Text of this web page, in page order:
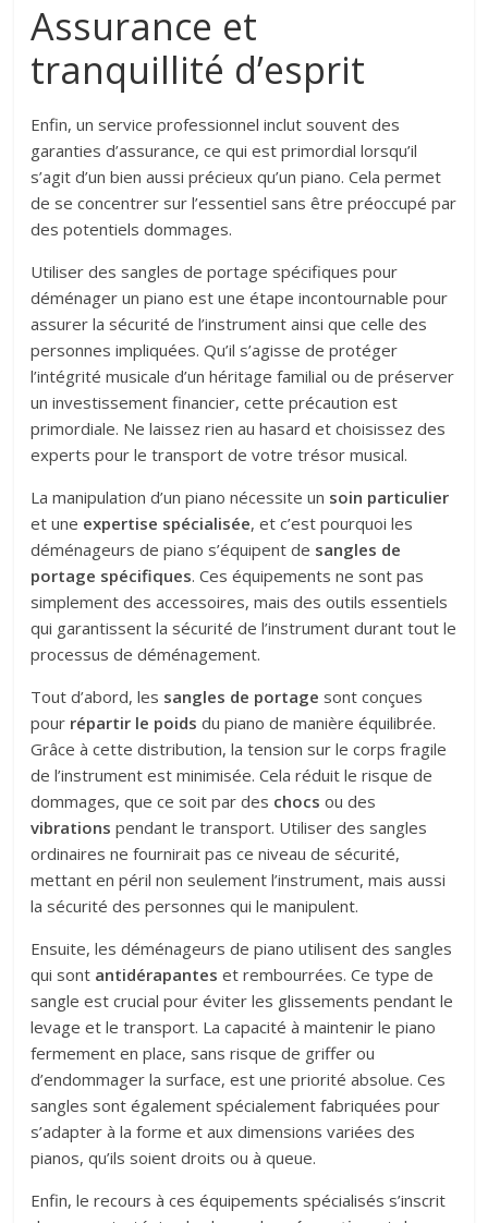
Assurance et
tranquillité d’esprit
Enfin, un service professionnel inclut souvent des
garanties d’assurance, ce qui est primordial lorsqu’il
s’agit d’un bien aussi précieux qu’un piano. Cela permet
de se concentrer sur l’essentiel sans être préoccupé par
des potentiels dommages.
Utiliser des sangles de portage spécifiques pour
déménager un piano est une étape incontournable pour
assurer la sécurité de l’instrument ainsi que celle des
personnes impliquées. Qu’il s’agisse de protéger
l’intégrité musicale d’un héritage familial ou de préserver
un investissement financier, cette précaution est
primordiale. Ne laissez rien au hasard et choisissez des
experts pour le transport de votre trésor musical.
La manipulation d’un piano nécessite un soin particulier
et une expertise spécialisée, et c’est pourquoi les
déménageurs de piano s’équipent de sangles de
portage spécifiques. Ces équipements ne sont pas
simplement des accessoires, mais des outils essentiels
qui garantissent la sécurité de l’instrument durant tout le
processus de déménagement.
Tout d’abord, les sangles de portage sont conçues
pour répartir le poids du piano de manière équilibrée.
Grâce à cette distribution, la tension sur le corps fragile
de l’instrument est minimisée. Cela réduit le risque de
dommages, que ce soit par des chocs ou des
vibrations pendant le transport. Utiliser des sangles
ordinaires ne fournirait pas ce niveau de sécurité,
mettant en péril non seulement l’instrument, mais aussi
la sécurité des personnes qui le manipulent.
Ensuite, les déménageurs de piano utilisent des sangles
qui sont antidérapantes et rembourrées. Ce type de
sangle est crucial pour éviter les glissements pendant le
levage et le transport. La capacité à maintenir le piano
fermement en place, sans risque de griffer ou
d’endommager la surface, est une priorité absolue. Ces
sangles sont également spécialement fabriquées pour
s’adapter à la forme et aux dimensions variées des
pianos, qu’ils soient droits ou à queue.
Enfin, le recours à ces équipements spécialisés s’inscrit